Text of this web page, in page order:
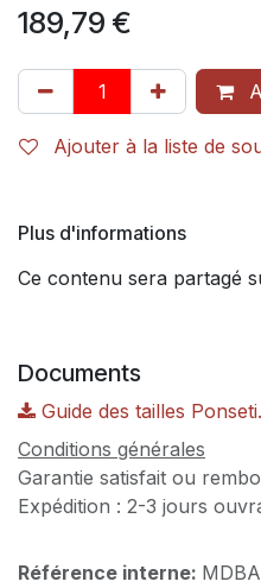
189,79 €
Ajouter à la liste de
Plus d'informations
Ce contenu sera partagé
Documents
Guide des tailles
Conditions générales
Garantie satisfait ou
Expédition : 2-3 jours
Référence interne: